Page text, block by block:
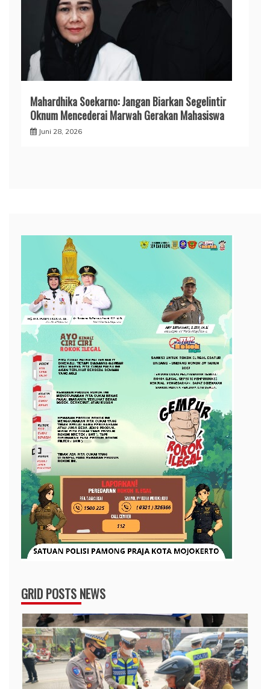
Mahardhika Soekarno: Jangan Biarkan Segelintir
Oknum Mencederai Marwah Gerakan Mahasiswa
Juni 28, 2026
GRID POSTS NEWS